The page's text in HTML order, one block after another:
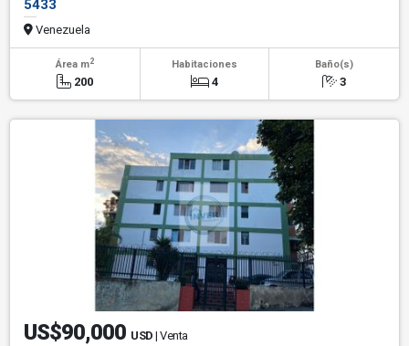
5433
Venezuela
Área m2
200
Habitaciones
4
Baño(s)
3
US$90,000 USD | Venta